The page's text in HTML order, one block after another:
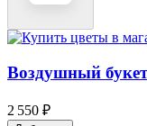
Воздушный
2 550 ₽